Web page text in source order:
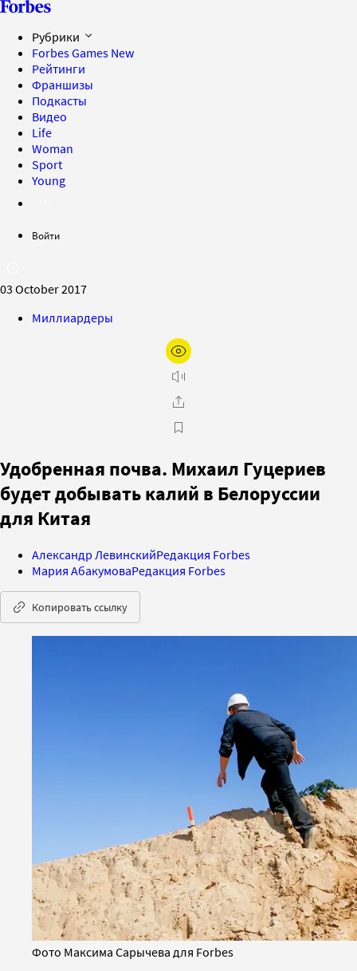
Рубрики
Forbes Games New
Рейтинги
Франшизы
Подкасты
Видео
Life
Woman
Sport
Young
Войти
03 October 2017
Миллиардеры
Удобренная почва. Михаил Гуцериев
будет добывать калий в Белоруссии
для Китая
Александр ЛевинскийРедакция Forbes
Мария АбакумоваРедакция Forbes
Копировать ссылку
Фото Максима Сарычева для Forbes